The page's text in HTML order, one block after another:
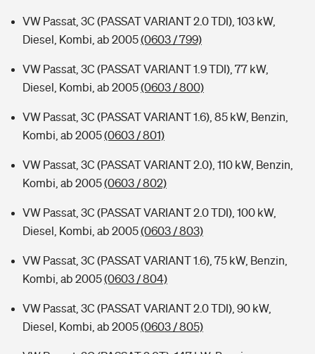
VW Passat, 3C (PASSAT VARIANT 2.0 TDI), 103 kW,
Diesel, Kombi, ab 2005(0603 / 799)
VW Passat, 3C (PASSAT VARIANT 1.9 TDI), 77 kW,
Diesel, Kombi, ab 2005(0603 / 800)
VW Passat, 3C (PASSAT VARIANT 1.6), 85 kW, Benzin,
Kombi, ab 2005(0603 / 801)
VW Passat, 3C (PASSAT VARIANT 2.0), 110 kW, Benzin,
Kombi, ab 2005(0603 / 802)
VW Passat, 3C (PASSAT VARIANT 2.0 TDI), 100 kW,
Diesel, Kombi, ab 2005(0603 / 803)
VW Passat, 3C (PASSAT VARIANT 1.6), 75 kW, Benzin,
Kombi, ab 2005(0603 / 804)
VW Passat, 3C (PASSAT VARIANT 2.0 TDI), 90 kW,
Diesel, Kombi, ab 2005(0603 / 805)